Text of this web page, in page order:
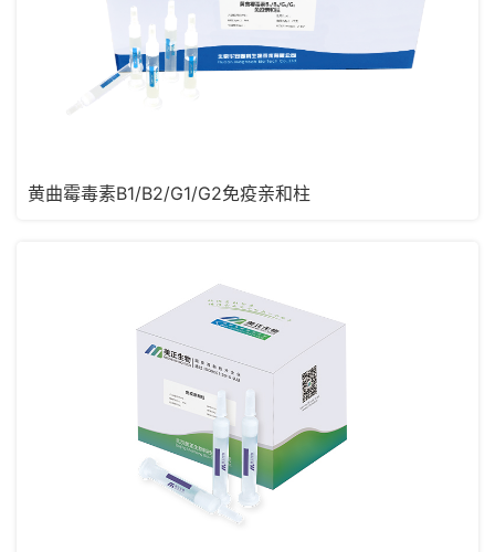
黄曲霉毒素B1/B2/G1/G2免疫亲和柱